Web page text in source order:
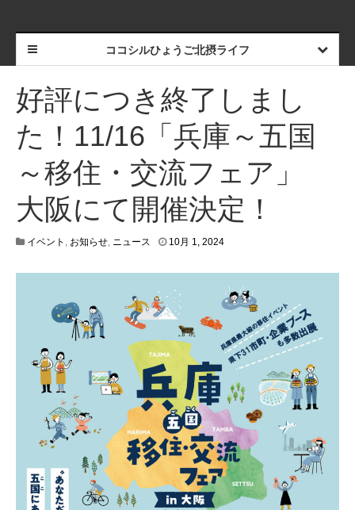
ココシルひょうご北摂ライフ
好評につき終了しまし
た！11/16「兵庫～五国
～移住・交流フェア」
大阪にて開催決定！
イベント , お知らせ, ニュース 10月 1, 20241
,
2
4